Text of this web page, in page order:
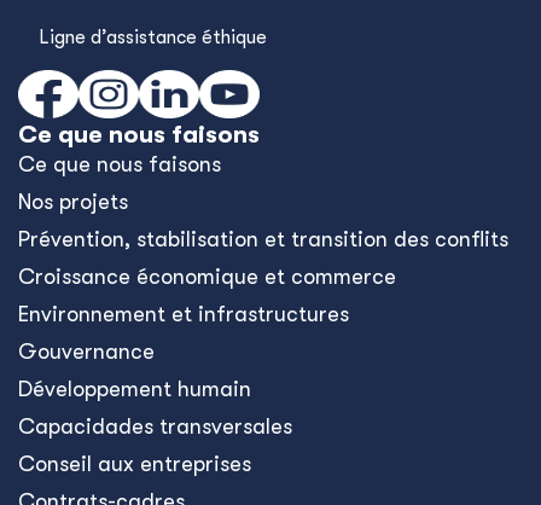
Ligne d’assistance éthique
Ce que nous faisons
Ce que nous faisons
Nos projets
Prévention, stabilisation et transition des conflits
Croissance économique et commerce
Environnement et infrastructures
Gouvernance
Développement humain
Capacidades transversales
Conseil aux entreprises